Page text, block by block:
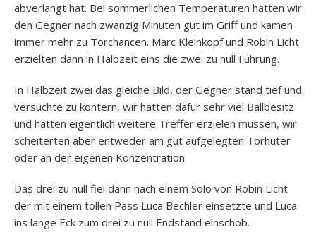
abverlangt hat. Bei sommerlichen Temperaturen hatten wir
den Gegner nach zwanzig Minuten gut im Griff und kamen
immer mehr zu Torchancen. Marc Kleinkopf und Robin Licht
erzielten dann in Halbzeit eins die zwei zu null Führung.
In Halbzeit zwei das gleiche Bild, der Gegner stand tief und
versuchte zu kontern, wir hatten dafür sehr viel Ballbesitz
und hätten eigentlich weitere Treffer erzielen müssen, wir
scheiterten aber entweder am gut aufgelegten Torhüter
oder an der eigenen Konzentration.
Das drei zu null fiel dann nach einem Solo von Robin Licht
der mit einem tollen Pass Luca Bechler einsetzte und Luca
ins lange Eck zum drei zu null Endstand einschob.